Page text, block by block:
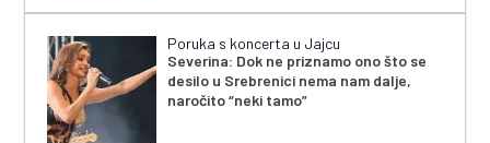
Poruka s koncerta u Jajcu
Severina: Dok ne priznamo ono što se
desilo u Srebrenici nema nam dalje,
naročito “neki tamo”